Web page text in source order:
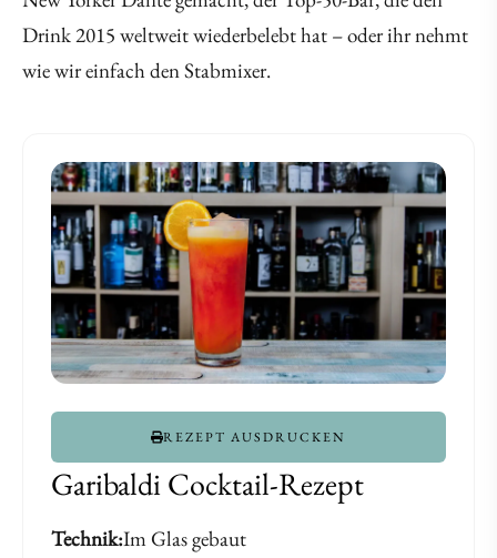
Drink 2015 weltweit wiederbelebt hat – oder ihr nehmt
wie wir einfach den Stabmixer.
Garibaldi Cocktail-Rezept
Technik Im Glas gebaut
REZEPT AUSDRUCKEN